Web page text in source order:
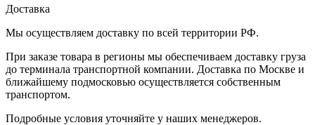
Доставка
Мы осуществляем доставку по всей территории РФ.
При заказе товара в регионы мы обеспечиваем доставку груза
до терминала транспортной компании. Доставка по Москве и
ближайшему подмосковью осуществляется собственным
транспортом.
Подробные условия уточняйте у наших менеджеров.